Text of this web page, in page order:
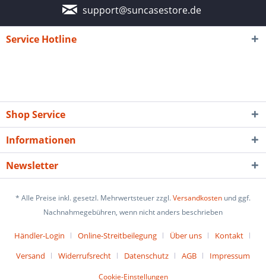
support@suncasestore.de
Service Hotline
Shop Service
Informationen
Newsletter
* Alle Preise inkl. gesetzl. Mehrwertsteuer zzgl.Versandkosten und ggf.
Nachnahmegebühren, wenn nicht anders beschrieben
Händler-Login Online-Streitbeilegung Über uns
Kontakt
Versand
Widerrufsrecht Datenschutz AGB Impressum
Cookie-Einstellungen